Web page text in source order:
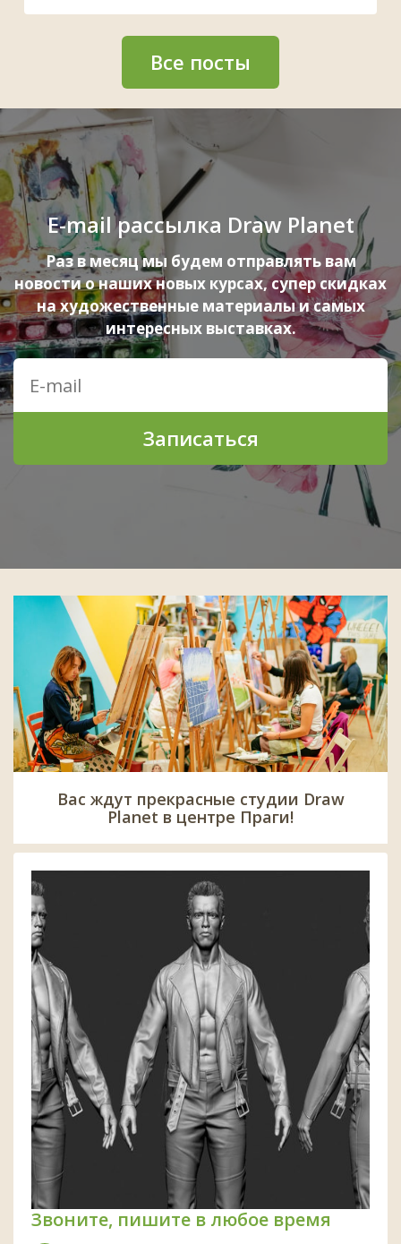
Все посты
E-mail рассылка Draw Planet
Раз в месяц мы будем отправлять вам
новости о наших новых курсах, супер скидках
на художественные материалы и самых
интересных выставках.
Записаться
Вас ждут прекрасные студии Draw
Planet в центре Праги!
Звоните, пишите в любое время